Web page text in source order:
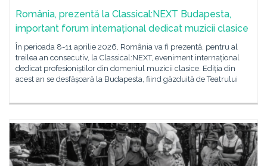
România, prezentă la Classical:NEXT Budapesta,
important forum internațional dedicat muzicii clasice
În perioada 8-11 aprilie 2026, România va fi prezentă, pentru al
treilea an consecutiv, la Classical:NEXT, eveniment internațional
dedicat profesioniștilor din domeniul muzicii clasice. Ediția din
acest an se desfășoară la Budapesta, fiind găzduită de Teatrului